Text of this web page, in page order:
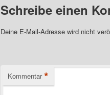
Schreibe einen
Deine E-Mail-Adresse wird nicht
Kommentar *